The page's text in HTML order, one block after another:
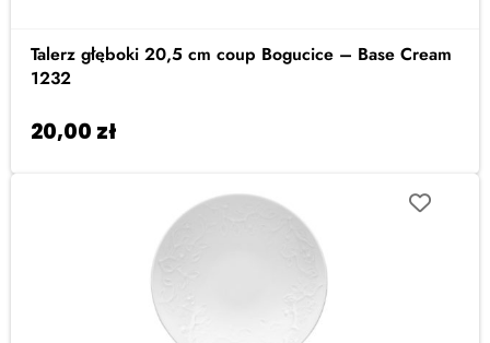
Talerz głęboki 20,5 cm coup Bogucice – Base Cream
1232
20,00 zł